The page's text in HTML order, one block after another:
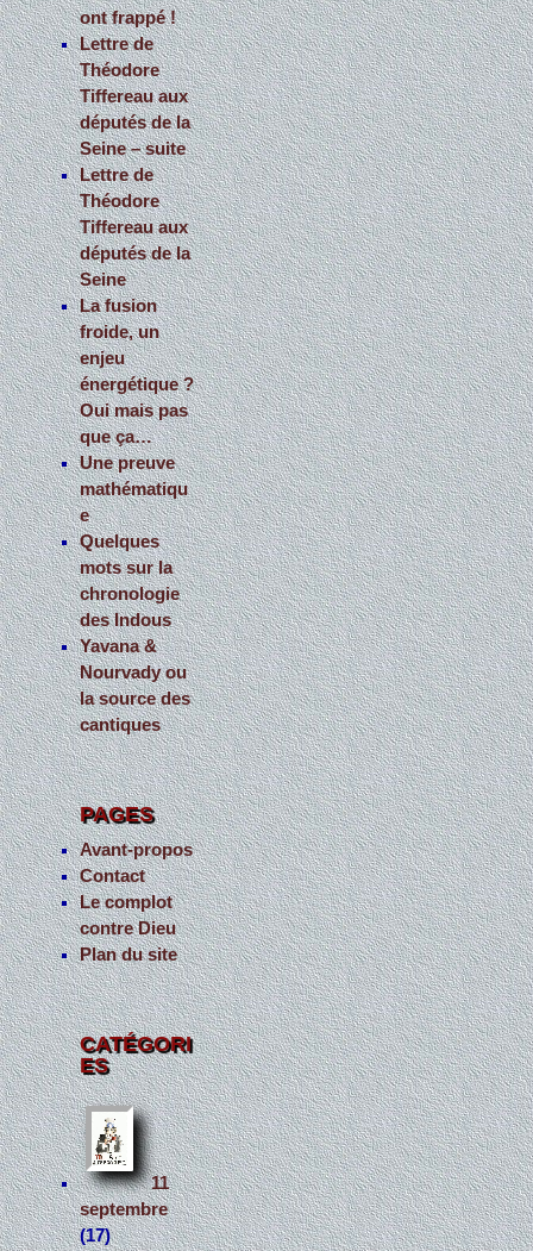
ont frappé !
Lettre de
Théodore
Tiffereau aux
députés de la
Seine – suite
Lettre de
Théodore
Tiffereau aux
députés de la
Seine
La fusion
froide, un
enjeu
énergétique ?
Oui mais pas
que ça…
Une preuve
mathématiqu
e
Quelques
mots sur la
chronologie
des Indous
Yavana &
Nourvady ou
la source des
cantiques
PAGES
Avant-propos
Contact
Le complot
contre Dieu
Plan du site
CATÉGORI
ES
11
septembre
(17)